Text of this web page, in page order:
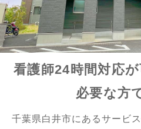
看護師24時間対応
必要な方
千葉県白井市にあるサービ